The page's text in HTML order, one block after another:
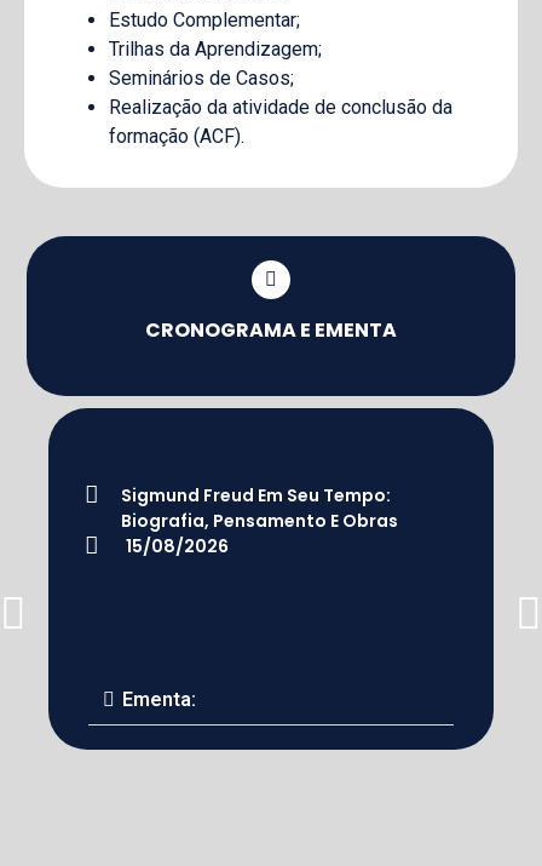
Estudo Complementar;
Trilhas da Aprendizagem;
Seminários de Casos;
Realização da atividade de conclusão da
formação (ACF).
CRONOGRAMA E EMENTA
Sigmund Freud Em Seu Tempo:
Biografia, Pensamento E Obras
15/08/2026
Ementa: